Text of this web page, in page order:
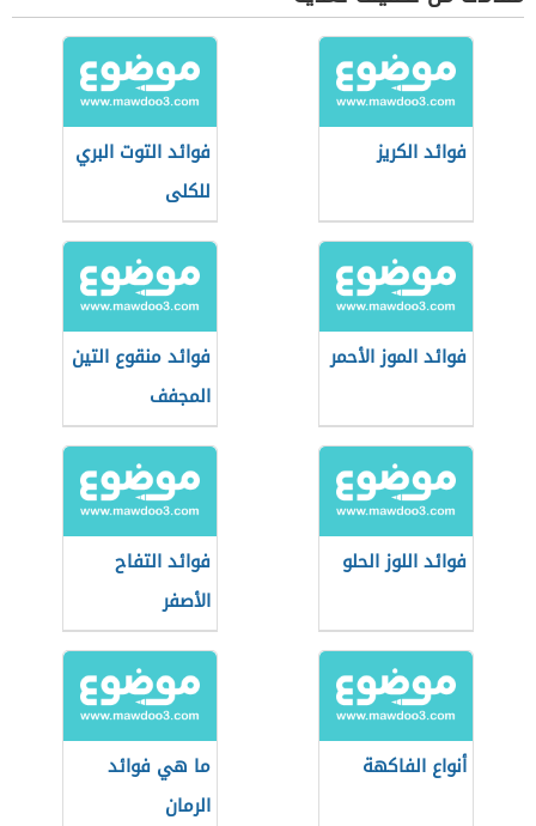
فوائد الكريز
فوائد التوت البري
للكلى
فوائد الموز الأحمر
فوائد منقوع التين
المجفف
فوائد اللوز الحلو
فوائد التفاح
الأصفر
أنواع الفاكهة
ما هي فوائد
الرمان